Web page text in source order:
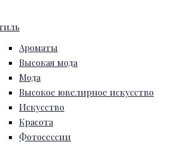
Ароматы
Высокая мода
Мода
Высокое ювелирное искусство
Искусство
Красота
Фотосессии